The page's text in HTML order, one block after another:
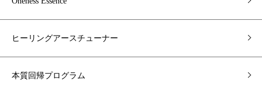
ヒーリングアースチューナー
本質回帰プログラム